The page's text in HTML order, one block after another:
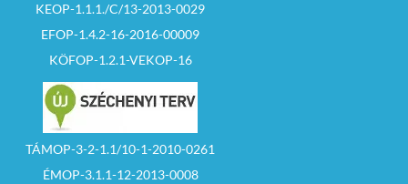
KEOP-1.1.1./C/13-2013-0029
EFOP-1.4.2-16-2016-00009
KÖFOP-1.2.1-VEKOP-16
TÁMOP-3-2-1.1/10-1-2010-0261
ÉMOP-3.1.1-12-2013-0008